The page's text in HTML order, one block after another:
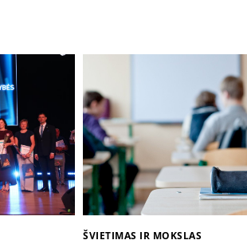
ŠVIETIMAS IR MOKSLAS